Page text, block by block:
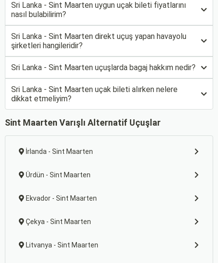
Sri Lanka - Sint Maarten uygun uçak bileti fiyatlarını
nasıl bulabilirim?
Sri Lanka - Sint Maarten direkt uçuş yapan havayolu
şirketleri hangileridir?
Sri Lanka - Sint Maarten uçuşlarda bagaj hakkım nedir?
Sri Lanka - Sint Maarten uçak bileti alırken nelere
dikkat etmeliyim?
Sint Maarten Varışlı Alternatif Uçuşlar
İrlanda - Sint Maarten
Ürdün - Sint Maarten
Ekvador - Sint Maarten
Çekya - Sint Maarten
Litvanya - Sint Maarten